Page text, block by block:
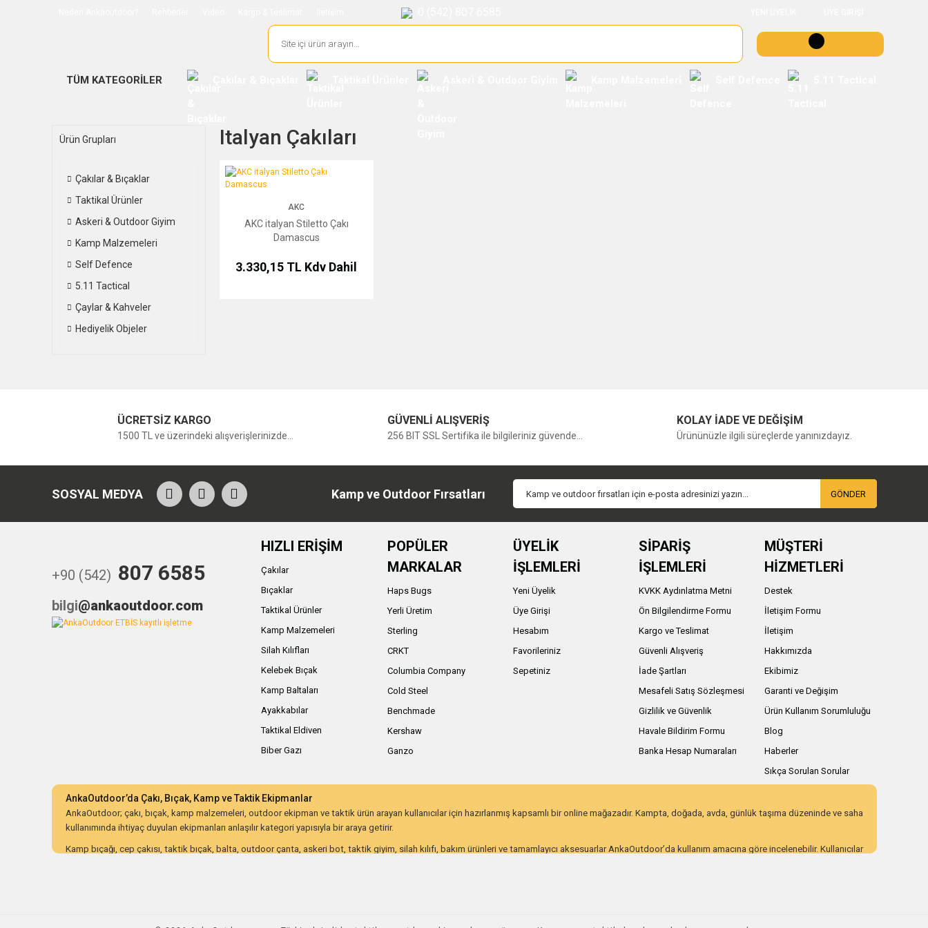
TÜM KATEGORİLER
Ürün Grupları
Çakılar & Bıçaklar
Taktikal Ürünler
Askeri & Outdoor Giyim
Kamp Malzemeleri
Self Defence
5.11 Tactical
Çaylar & Kahveler
Hediyelik Objeler
Italyan Çakıları
AKC italyan Stiletto Çakı Damascus
AKC
AKC italyan Stiletto Çakı
Damascus
3.330,15 TL Kdv Dahil
ÜCRETSİZ KARGO
1500 TL ve üzerindeki alışverişlerinizde...
GÜVENLİ ALIŞVERİŞ
256 BIT SSL Sertifika ile bilgileriniz güvende...
KOLAY İADE VE DEĞİŞİM
Ürününüzle ilgili süreçlerde yanınızdayız.
SOSYAL MEDYA Kamp ve Outdoor Fırsatları GÖNDER
+90 (542) 807 6585
bilgi@ankaoutdoor.com
HIZLI ERİŞİM
Çakılar
Bıçaklar
Taktikal Ürünler
Kamp Malzemeleri
Silah Kılıfları
Kelebek Bıçak
Kamp Baltaları
Ayakkabılar
Taktikal Eldiven
Biber Gazı
POPÜLER
MARKALAR
Haps Bugs
Yerli Üretim
Sterling
CRKT
Columbia Company
Cold Steel
Benchmade
Kershaw
Ganzo
ÜYELİK
İŞLEMLERİ
Yeni Üyelik
Üye Girişi
Hesabım
Favorileriniz
Sepetiniz
SİPARİŞ
İŞLEMLERİ
KVKK Aydınlatma Metni
Ön Bilgilendirme Formu
Kargo ve Teslimat
Güvenli Alışveriş
İade Şartları
Mesafeli Satış Sözleşmesi
Gizlilik ve Güvenlik
Havale Bildirim Formu
Banka Hesap Numaraları
MÜŞTERİ
HİZMETLERİ
Destek
İletişim Formu
İletişim
Hakkımızda
Ekibimiz
Garanti ve Değişim
Ürün Kullanım Sorumluluğu
Blog
Haberler
Sıkça Sorulan Sorular
AnkaOutdoor’da Çakı, Bıçak, Kamp ve Taktik Ekipmanlar
AnkaOutdoor; çakı, bıçak, kamp malzemeleri, outdoor ekipman ve taktik ürün arayan kullanıcılar için hazırlanmış kapsamlı bir online mağazadır. Kampta, doğada, avda, günlük taşıma düzeninde ve saha
kullanımında ihtiyaç duyulan ekipmanları anlaşılır kategori yapısıyla bir araya getirir.
Kamp bıçağı, cep çakısı, taktik bıçak, balta, outdoor çanta, askeri bot, taktik giyim, silah kılıfı, bakım ürünleri ve tamamlayıcı aksesuarlar AnkaOutdoor’da kullanım amacına göre incelenebilir. Kullanıcılar